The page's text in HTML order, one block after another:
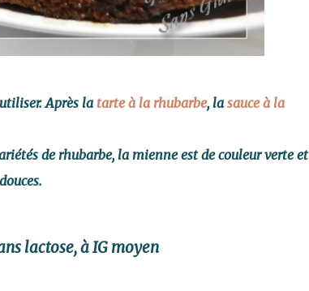
Après la tarte à la rhubarbe, la sauce à la
de rhubarbe, la mienne est de couleur verte et
lactose, à IG moyen